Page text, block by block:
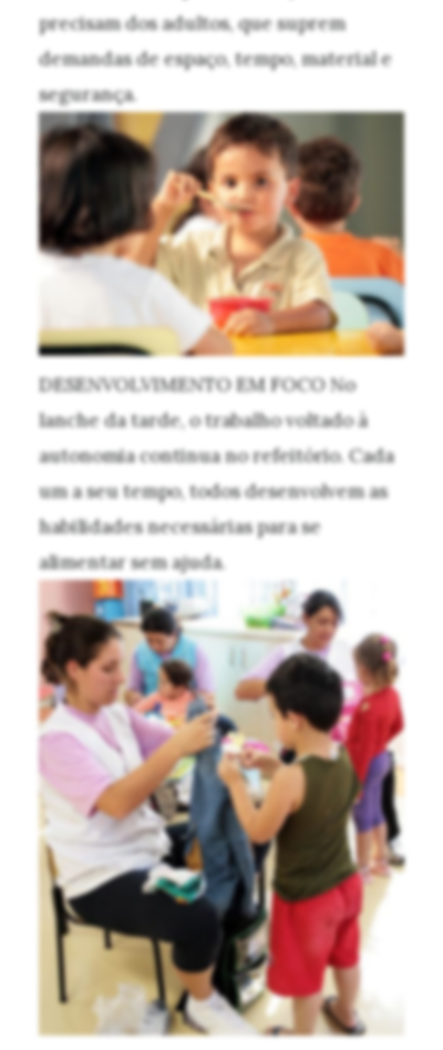
precisam dos adultos, que suprem
demandas de espaço, tempo, material e
segurança.
DESENVOLVIMENTO EM FOCONo
lanche da tarde, o trabalho voltado à
autonomia continua no refeitório. Cada
um a seu tempo, todos desenvolvem as
habilidades necessárias para se
alimentar sem ajuda.